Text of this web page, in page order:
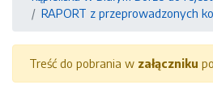
RAPORT z przeprowadzonych
Treść do pobrania w załączniku